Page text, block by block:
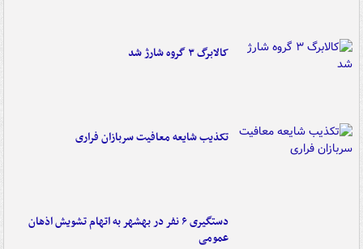
کالابرگ ۳ گروه شارژ شد
تکذیب شایعه معافیت سربازان فراری
دستگیری ۶ نفر در بهشهر به اتهام تشویش اذهان
عمومی